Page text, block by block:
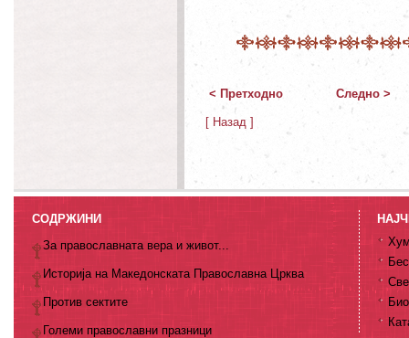
< Претходно Следно >
[ Назад ]
СОДРЖИНИ
За православната вера и живот...
Историја на Македонската Православна Црква
Против сектите
Големи православни празници